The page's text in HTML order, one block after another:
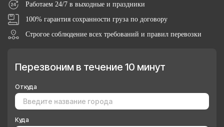
Работаем 24/7 в выходные и праздники
100% гарантия сохранности груза по договору
Строгое соблюдение всех требований и правил перевозки
Перезвоним в течение 10 минут
Откуда
Куда